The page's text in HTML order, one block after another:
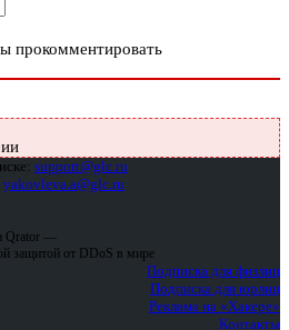
прокомментировать
support@glc.ru
yakovleva.a@glc.ru
Qrator —
защитой от DDoS в мире
Подписка для физлиц
Подписка для юрлиц
Реклама на «Хакере»
Контакты